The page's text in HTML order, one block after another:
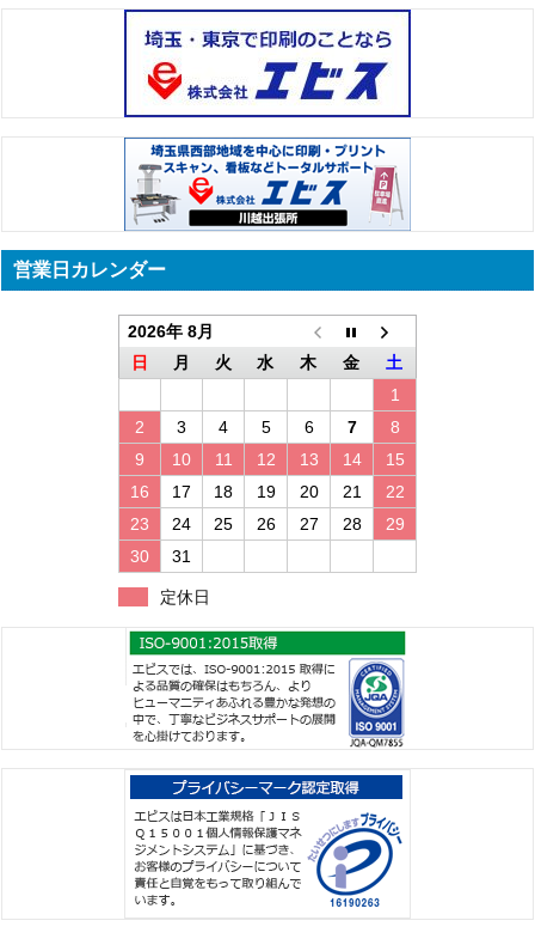
営業日カレンダー
2026年 8月
日
月 火 水 木 金
土
1
2
3 4 5 6 7
8
9
10 11 12 13 14
15
16
17 18 19 20 21
22
23
24 25 26 27 28
29
30
31
定休日